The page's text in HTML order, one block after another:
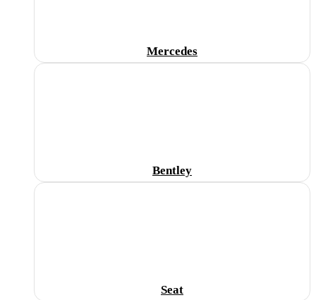
Mercedes
Bentley
Seat